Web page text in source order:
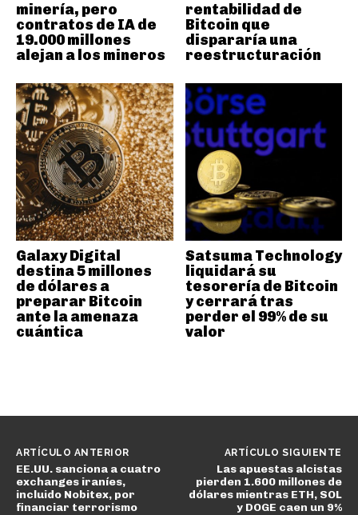
minería, pero
contratos de IA de
19.000 millones
alejan a los mineros
rentabilidad de
Bitcoin que
dispararía una
reestructuración
Galaxy Digital
destina 5 millones
de dólares a
preparar Bitcoin
ante la amenaza
cuántica
Satsuma Technology
liquidará su
tesorería de Bitcoin
y cerrará tras
perder el 99% de su
valor
ARTÍCULO ANTERIOR
EE.UU. sanciona a cuatro
exchanges iraníes,
incluido Nobitex, por
financiar terrorismo
ARTÍCULO SIGUIENTE
Las apuestas alcistas
pierden 1.600 millones de
dólares mientras ETH, SOL
y DOGE caen un 9%